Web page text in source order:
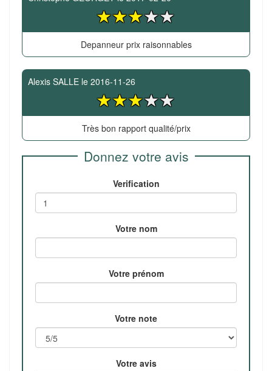
Depanneur prix raisonnables
Alexis SALLE le 2016-11-26
Très bon rapport qualité/prix
Donnez votre avis
Verification
Votre nom
Votre prénom
Votre note
Votre avis